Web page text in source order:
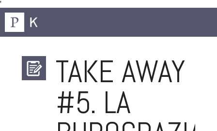
'
TAKE AWAY
#5. LA